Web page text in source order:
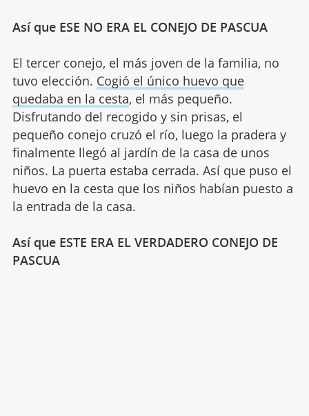
Así que ESE NO ERA EL CONEJO DE PASCUA
El tercer conejo, el más joven de la familia, no
tuvo elección. Cogió el único huevo que
quedaba en la cesta, el más pequeño.
Disfrutando del recogido y sin prisas, el
pequeño conejo cruzó el río, luego la pradera y
finalmente llegó al jardín de la casa de unos
niños. La puerta estaba cerrada. Así que puso el
huevo en la cesta que los niños habían puesto a
la entrada de la casa.
Así que ESTE ERA EL VERDADERO CONEJO DE
PASCUA